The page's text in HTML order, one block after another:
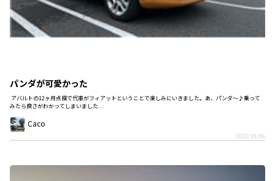
パンダが可愛かった
アバルトの12ヶ月点検で代車がフィアットということで楽しみにいきました。あ、パンダ〜♪乗って
みたら良さがわかってしまいました...
Caco
2022/10/06